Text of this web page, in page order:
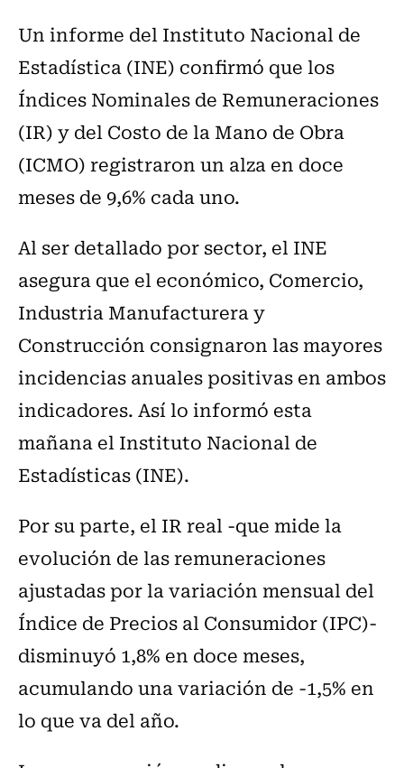
Un informe del Instituto Nacional de
Estadística (INE) confirmó que los
Índices Nominales de Remuneraciones
(IR) y del Costo de la Mano de Obra
(ICMO) registraron un alza en doce
meses de 9,6% cada uno.
Al ser detallado por sector, el INE
asegura que el económico, Comercio,
Industria Manufacturera y
Construcción consignaron las mayores
incidencias anuales positivas en ambos
indicadores. Así lo informó esta
mañana el Instituto Nacional de
Estadísticas (INE).
Por su parte, el IR real -que mide la
evolución de las remuneraciones
ajustadas por la variación mensual del
Índice de Precios al Consumidor (IPC)-
disminuyó 1,8% en doce meses,
acumulando una variación de -1,5% en
lo que va del año.